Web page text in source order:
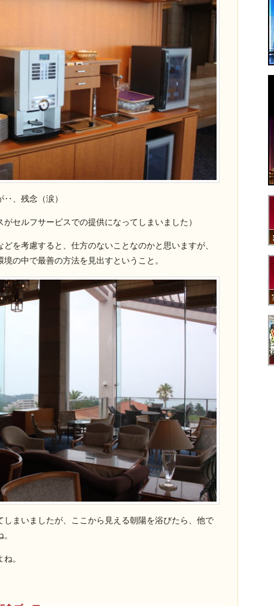
‥、残念（涙）
がセルフサービスでの提供になってしまいました）
を考慮すると、仕方のないことなのかと思いますが、
の中で最善の方法を見出すということ。
しまいましたが、ここから見える朝陽を浴びたら、他で
。